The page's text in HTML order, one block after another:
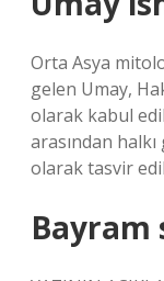
Orta Asya
gelen Umay,
olarak kabul
arasından
olarak tasvir
Bayram